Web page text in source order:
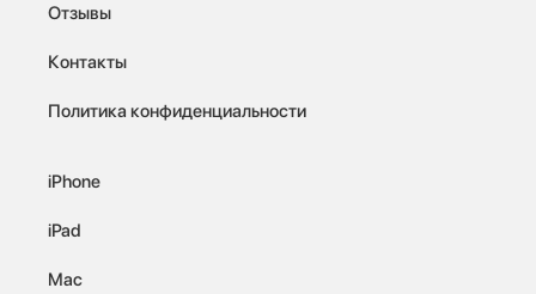
Отзывы
Контакты
Политика конфиденциальности
iPhone
iPad
Mac